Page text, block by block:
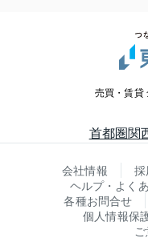
売買・賃貸
首都圏関
会社情報
ヘルプ・よく
各種お問合せ
個人情報保